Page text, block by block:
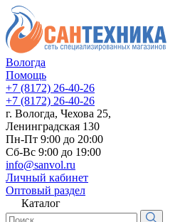
Вологда
Помощь
+7 (8172) 26-40-26
+7 (8172) 26-40-26
г. Вологда, Чехова 25,
Ленинградская 130
Пн-Пт 9:00 до 20:00
Сб-Вс 9:00 до 19:00
info@sanvol.ru
Личный кабинет
Оптовый раздел
Каталог